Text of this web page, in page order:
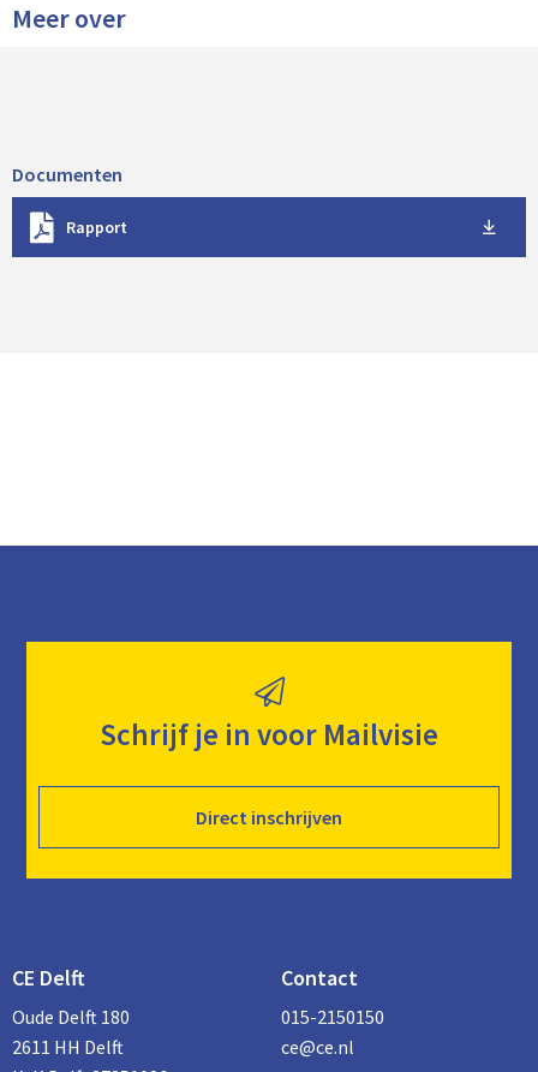
Meer over
Documenten
Rapport
w
Schrijf je in voor Mailvisie
Direct inschrijven
CE Delft
Oude Delft 180
2611 HH Delft
Contact
015-2150150
ce@ce.nl